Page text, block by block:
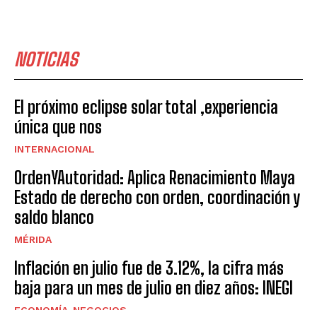
NOTICIAS
El próximo eclipse solar total ,experiencia
única que nos
INTERNACIONAL
OrdenYAutoridad: Aplica Renacimiento Maya
Estado de derecho con orden, coordinación y
saldo blanco
MÉRIDA
Inflación en julio fue de 3.12%, la cifra más
baja para un mes de julio en diez años: INEGI